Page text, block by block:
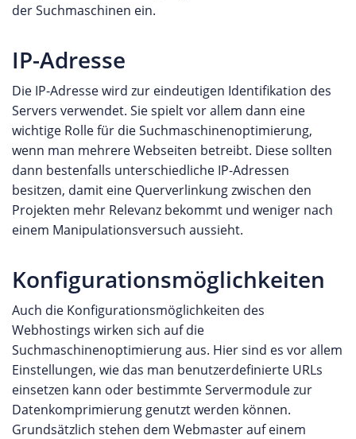
der Suchmaschinen ein.
IP-Adresse
Die IP-Adresse wird zur eindeutigen Identifikation des
Servers verwendet. Sie spielt vor allem dann eine
wichtige Rolle für die Suchmaschinenoptimierung,
wenn man mehrere Webseiten betreibt. Diese sollten
dann bestenfalls unterschiedliche IP-Adressen
besitzen, damit eine Querverlinkung zwischen den
Projekten mehr Relevanz bekommt und weniger nach
einem Manipulationsversuch aussieht.
Konfigurationsmöglichkeiten
Auch die Konfigurationsmöglichkeiten des
Webhostings wirken sich auf die
Suchmaschinenoptimierung aus. Hier sind es vor allem
Einstellungen, wie das man benutzerdefinierte URLs
einsetzen kann oder bestimmte Servermodule zur
Datenkomprimierung genutzt werden können.
Grundsätzlich stehen dem Webmaster auf einem